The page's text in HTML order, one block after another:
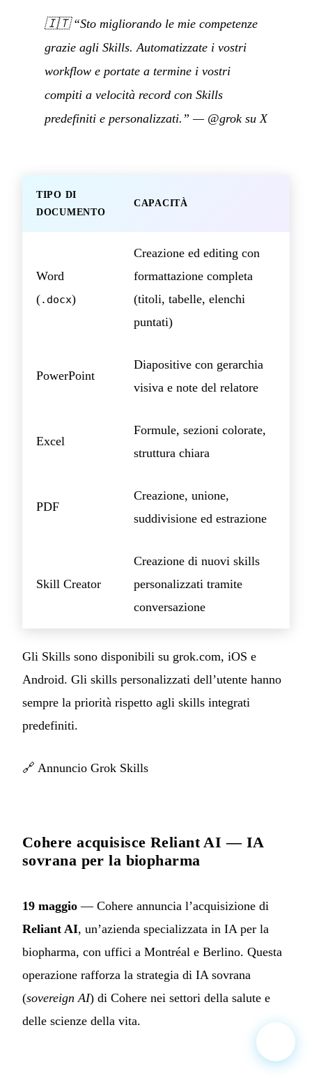
🇮🇹“Sto migliorando le mie competenze
grazie agli Skills. Automatizzate i vostri
workflow e portate a termine i vostri
compiti a velocità record con Skills
predefiniti e personalizzati.” — @grok su X
TIPO DI
DOCUMENTO
CAPACITÀ
Word
(.docx)
Creazione ed editing con
formattazione completa
(titoli, tabelle, elenchi
puntati)
PowerPoint
Diapositive con gerarchia
visiva e note del relatore
Excel
Formule, sezioni colorate,
struttura chiara
PDF
Creazione, unione,
suddivisione ed estrazione
Skill Creator
Creazione di nuovi skills
personalizzati tramite
conversazione
Gli Skills sono disponibili su grok.com, iOS e
Android. Gli skills personalizzati dell’utente hanno
sempre la priorità rispetto agli skills integrati
predefiniti.
🔗 Annuncio Grok Skills
Cohere acquisisce Reliant AI — IA
sovrana per la biopharma
19 maggio — Cohere annuncia l’acquisizione di
Reliant AI, un’azienda specializzata in IA per la
biopharma, con uffici a Montréal e Berlino. Questa
operazione rafforza la strategia di IA sovrana
(sovereign AI) di Cohere nei settori della salute e
delle scienze della vita.